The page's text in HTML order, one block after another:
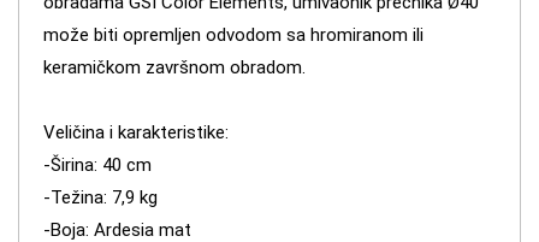
može biti opremljen odvodom sa hromiranom ili
keramičkom završnom obradom.
Veličina i karakteristike:
-Širina: 40 cm
-Težina: 7,9 kg
-Boja: Ardesia mat